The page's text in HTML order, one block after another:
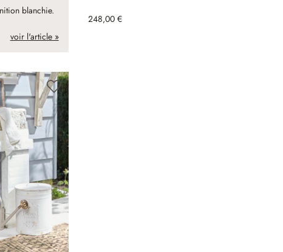
blanchie.
voir l'article »
248,00 €